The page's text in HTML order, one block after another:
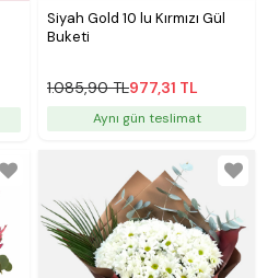
Siyah Gold 10 lu Kırmızı Gül
Buketi
1.085,90 TL977,31 TL
Aynı gün teslimat